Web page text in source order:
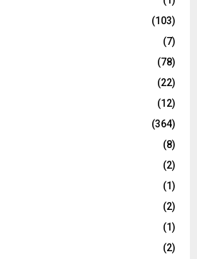
(103)
(7)
(78)
(22)
(12)
(364)
(8)
(2)
(1)
(2)
(1)
(2)